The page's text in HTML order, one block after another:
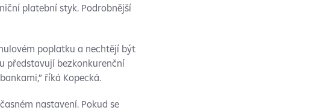
platební styk. Podrobnější
poplatku a nechtějí být
představují bezkonkurenční
říká Kopecká.
nastavení. Pokud se